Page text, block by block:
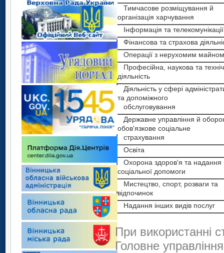
Тимчасове розміщування й
організація харчування
Інформація та телекомунікації
Фінансова та страхова
Операції з нерухомим майном
Професійна, наукова та
діяльність
Діяльність у сфері
та допоміжного
обслуговування
Державне управління й
обов'язкове соціальне
страхування
Освіта
Охорона здоров'я та надання
соціальної допомоги
Мистецтво, спорт, розваги та
відпочинок
Надання інших видів послуг
При використанні
Головне